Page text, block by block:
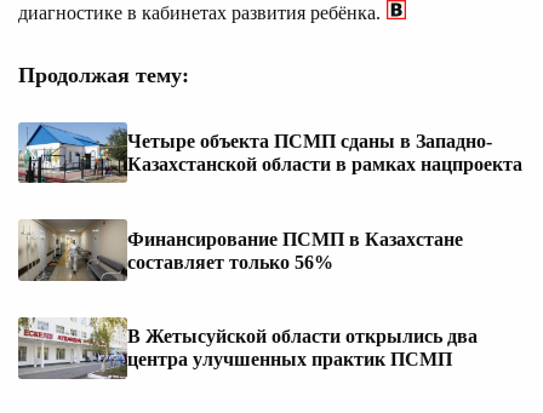
диагностике в кабинетах развития ребёнка.
Продолжая тему:
Четыре объекта ПСМП сданы в Западно-
Казахстанской области в рамках нацпроекта
Финансирование ПСМП в Казахстане
составляет только 56%
В Жетысуйской области открылись два
центра улучшенных практик ПСМП